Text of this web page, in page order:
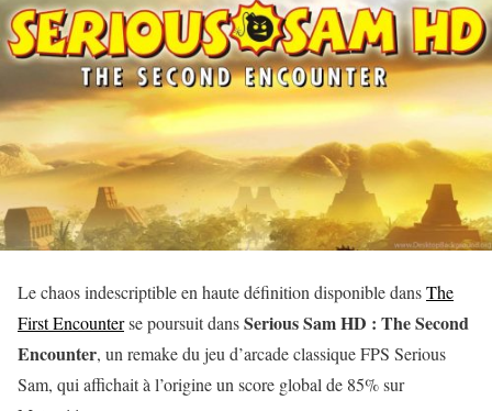
Le chaos indescriptible en haute définition disponible dansThe
First Encounterse poursuit dansSerious Sam HD : The Second
Encounter, un remake du jeu d’arcade classique FPS Serious
Sam, qui affichait à l’origine un score global de 85% sur